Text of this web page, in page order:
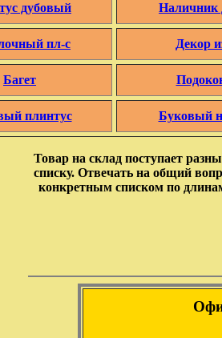
дубовый Наличник
пл-с Декор
Багет
плинтус Буковый
Товар на склад поступает
списку. Отвечать на общий
конкретным списком по